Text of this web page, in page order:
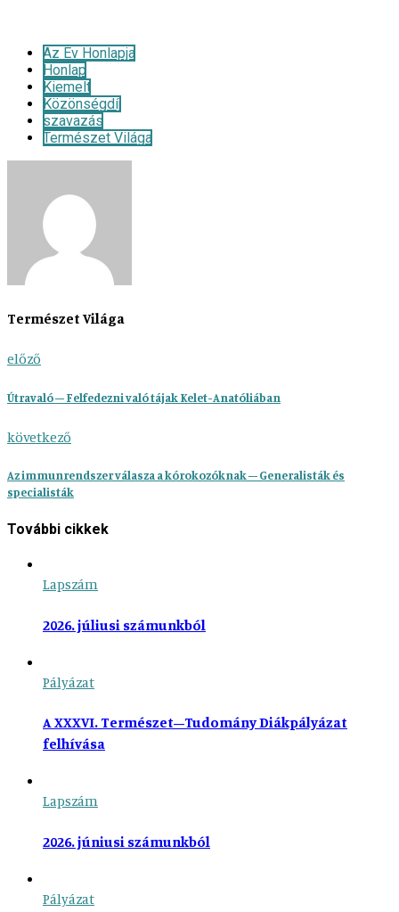
Az Év Honlapja
Honlap
Kiemelt
Közönségdíj
szavazás
Természet Világa
Természet Világa
előző
Útravaló – Felfedezni való tájak Kelet-Anatóliában
következő
Az immunrendszer válasza a kórokozóknak – Generalisták és
specialisták
További cikkek
Lapszám
2026. júliusi számunkból
Pályázat
A XXXVI. Természet–Tudomány Diákpályázat
felhívása
Lapszám
2026. júniusi számunkból
Pályázat